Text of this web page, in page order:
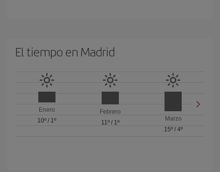
El tiempo en Madrid
Enero
10º / 1º
Febrero
11º/ 1º
Marzo
15º/ 4º